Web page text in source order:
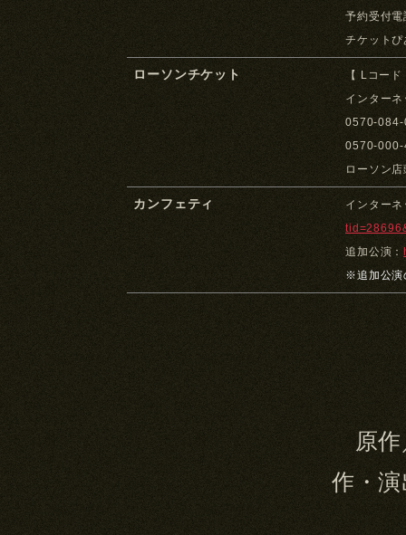
予約受付
チケット
ローソンチケット
【 Lコー
インター
0570-
0570-000-
ローソン
カンフェティ
インター
追加公演：
※追加公演
原
作・